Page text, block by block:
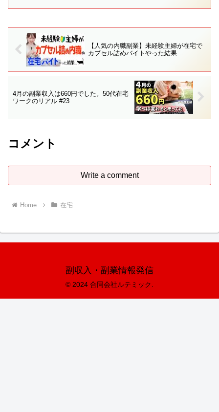
【人気の内職副業】未経験主婦が在宅で
カプセル詰めバイトやった結果…
4月の副業収入は660円でした。50代在宅
ワークのリアル #23
コメント
Write a comment
Home 在宅
副収入・副業情報発信
© 2024 合同会社ルテミック.